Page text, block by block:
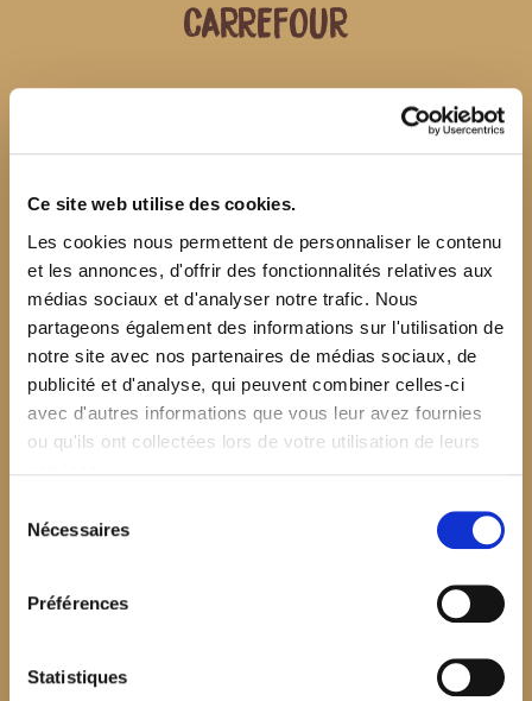
Ce site web utilise des cookies.
Les cookies nous permettent de personnaliser le contenu
et les annonces, d'offrir des fonctionnalités relatives aux
médias sociaux et d'analyser notre trafic. Nous
partageons également des informations sur l'utilisation de
notre site avec nos partenaires de médias sociaux, de
publicité et d'analyse, qui peuvent combiner celles-ci
avec d'autres informations que vous leur avez fournies
ou qu'ils ont collectées lors de votre utilisation de leurs
Nécessaires
Préférences
Statistiques
CARREFOUR